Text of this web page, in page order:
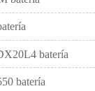
batería
batería